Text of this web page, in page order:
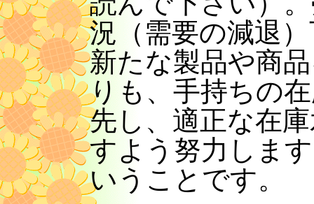
況（需要の減退
新たな製品や商
りも、手持ちの
先し、適正な在
すよう努力しま
いうことです。